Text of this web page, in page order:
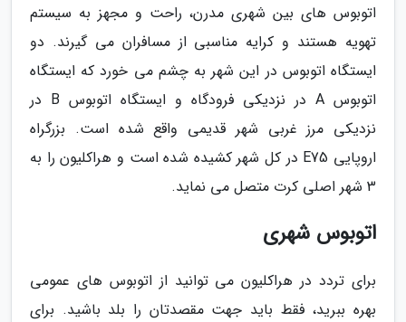
اتوبوس های بین شهری مدرن، راحت و مجهز به سیستم
تهویه هستند و کرایه مناسبی از مسافران می گیرند. دو
ایستگاه اتوبوس در این شهر به چشم می خورد که ایستگاه
اتوبوس A در نزدیکی فرودگاه و ایستگاه اتوبوس B در
نزدیکی مرز غربی شهر قدیمی واقع شده است. بزرگراه
اروپایی E75 در کل شهر کشیده شده است و هراکلیون را به
3 شهر اصلی کرت متصل می نماید.
اتوبوس شهری
برای تردد در هراکلیون می توانید از اتوبوس های عمومی
بهره ببرید، فقط باید جهت مقصدتان را بلد باشید. برای